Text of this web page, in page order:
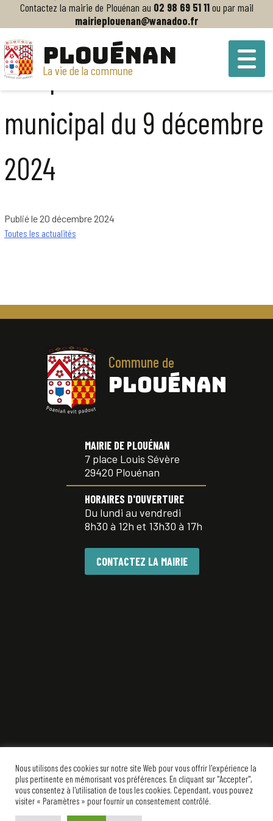
Contactez la mairie de Plouénan au 02 98 69 51 11ou par mail
mairieplouenan@wanadoo.fr
PLOUÉNAN
La vie de la commune
Accueil >Compte-rendu du Conseil municipal du 9 décembre 2024
Compte-rendu du Conseil
municipal du 9 décembre
2024
Publié le 20 décembre 2024
Toutes les actualités
Commune de
PLOUÉNAN
MAIRIE DE PLOUÉNAN
7 place Louis Sévère
29420 Plouénan
HORAIRES D'OUVERTURE
Du lundi au vendredi
8h30 à 12h et 13h30 à 17h
CONTACTEZ LA MAIRIE
Nous utilisons des cookies sur notre site Web pour vous offrir l'expérience la
plus pertinente en mémorisant vos préférences. En cliquant sur "Accepter",
vous consentez à l'utilisation de tous les cookies. Cependant, vous pouvez
visiter « Paramètres » pour fournir un consentement contrôlé.